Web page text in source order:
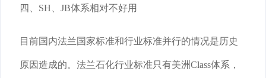
四、SH、JB体系相对不好用
目前国内法兰国家标准和行业标准并行的情况是历史
原因造成的。法兰石化行业标准只有美洲Class体系，